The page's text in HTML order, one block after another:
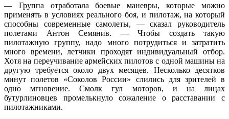
— Группа отработала боевые маневры, которые можно
применять в условиях реального боя, и пилотаж, на который
способны современные самолеты, — сказал руководитель
полетами Антон Семянив. — Чтобы создать такую
пилотажную группу, надо много потрудиться и затратить
много времени, летчики проходят индивидуальный отбор.
Хотя на переучивание армейских пилотов с одной машины на
другую требуется около двух месяцев. Несколько десятков
минут полетов «Соколов России» слились для зрителей в
одно мгновение. Смолк гул моторов, и на лицах
бутурлиновцев промелькнуло сожаление о расставании с
пилотажниками.